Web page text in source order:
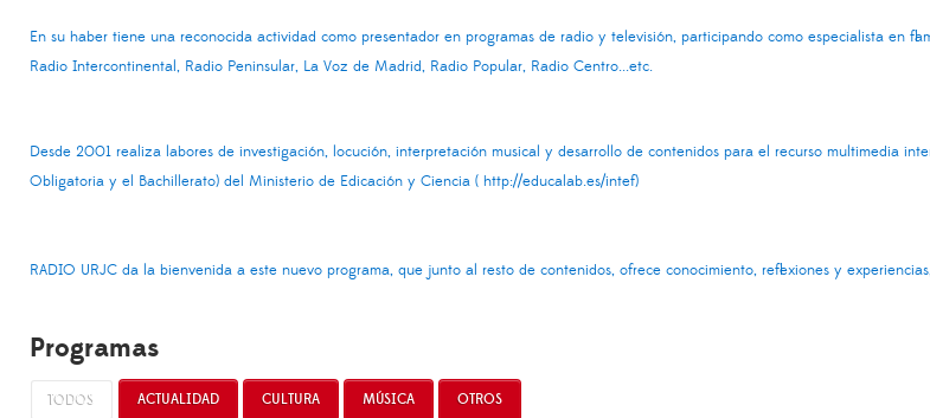
En su haber tiene una reconocida actividad como presentador en programas de radio y televisión, participando como especialista en
Radio Intercontinental, Radio Peninsular, La Voz de Madrid, Radio Popular, Radio Centro...etc.
Desde 2001 realiza labores de investigación, locución, interpretación musical y desarrollo de contenidos para el recurso multimedia
Obligatoria y el Bachillerato) del Ministerio de Edicación y Ciencia ( http://educalab.es/intef)
RADIO URJC da la bienvenida a este nuevo programa, que junto al resto de contenidos, ofrece conocimiento, reflexiones y
Programas
TODOS ACTUALIDAD CULTURA MÚSICA OTROS